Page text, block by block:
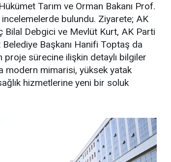
Tarım ve Orman Bakanı Prof.
bulundu. Ziyarete; AK
Bilal Debgici ve Mevlüt Kurt, AK Parti
Başkanı Hanifi Toptaş da
proje sürecine ilişkin detaylı bilgiler
modern mimarisi, yüksek yatak
hizmetlerine yeni bir soluk